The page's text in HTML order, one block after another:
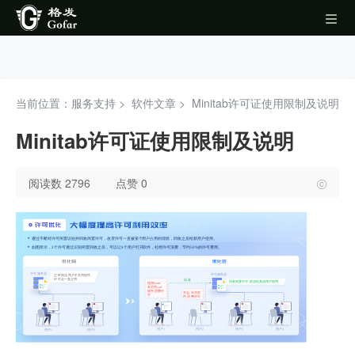
当前位置：服务支持 > 软件文章 > Minitab许可证使用限制及说明
Minitab许可证使用限制及说明
阅读数 2796 点赞 0